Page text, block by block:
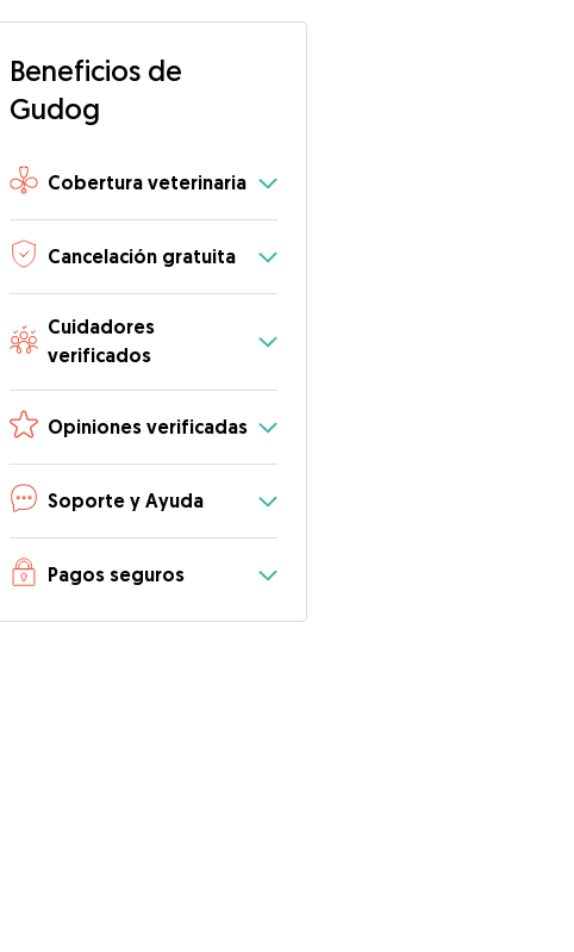
Beneficios de
Gudog
Cobertura veterinaria
Cancelación gratuita
Cuidadores
verificados
Opiniones verificadas
Soporte y Ayuda
Pagos seguros